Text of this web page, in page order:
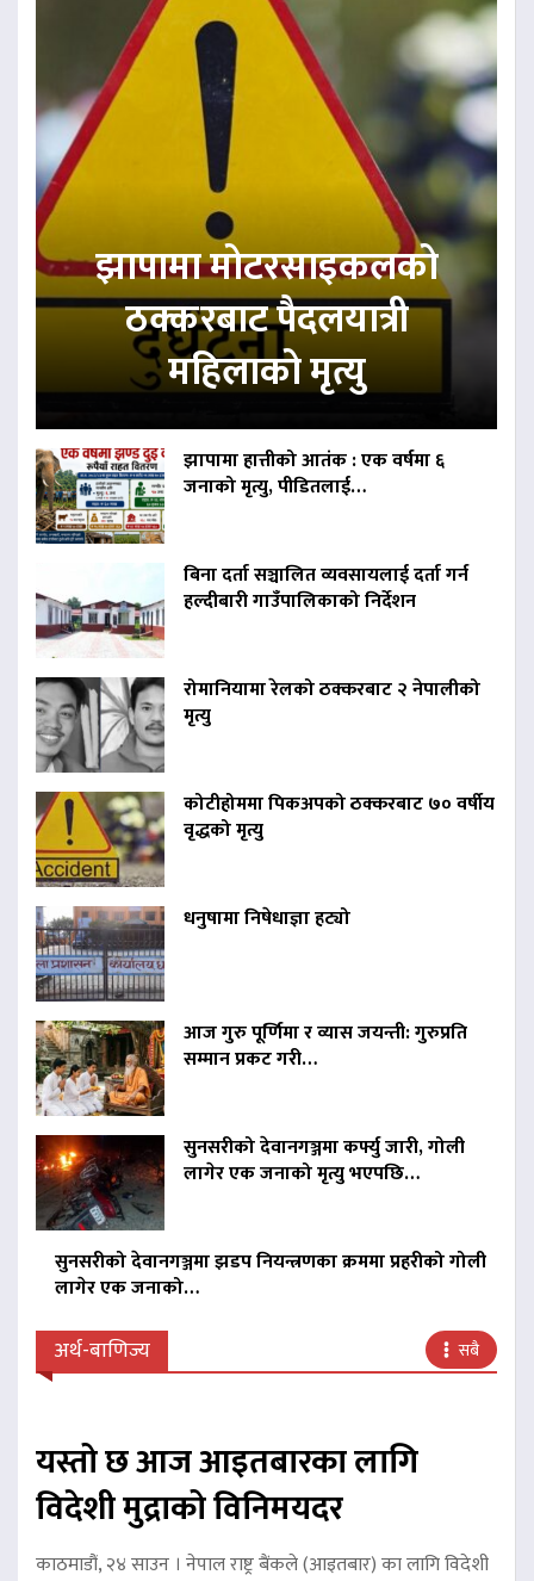
झापामा मोटरसाइकलको
ठक्करबाट पैदलयात्री
महिलाको मृत्यु
झापामा हात्तीको आतंक : एक वर्षमा ६
जनाको मृत्यु, पीडितलाई…
बिना दर्ता सञ्चालित व्यवसायलाई दर्ता गर्न
हल्दीबारी गाउँपालिकाको निर्देशन
रोमानियामा रेलको ठक्करबाट २ नेपालीको
मृत्यु
कोटीहोममा पिकअपको ठक्करबाट ७० वर्षीय
वृद्धको मृत्यु
धनुषामा निषेधाज्ञा हट्यो
आज गुरु पूर्णिमा र व्यास जयन्ती: गुरुप्रति
सम्मान प्रकट गरी…
सुनसरीको देवानगञ्जमा कर्फ्यु जारी, गोली
लागेर एक जनाको मृत्यु भएपछि…
सुनसरीको देवानगञ्जमा झडप नियन्त्रणका क्रममा प्रहरीको गोली
लागेर एक जनाको…
अर्थ-बाणिज्य सबै
यस्तो छ आज आइतबारका लागि
विदेशी मुद्राको विनिमयदर
काठमाडौं, २४ साउन । नेपाल राष्ट्र बैंकले (आइतबार) का लागि विदेशी